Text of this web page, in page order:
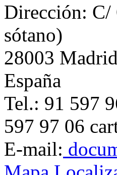
Dirección: C/
sótano)
28003
España
Tel.: 91 597
597 97 06
E-mail: